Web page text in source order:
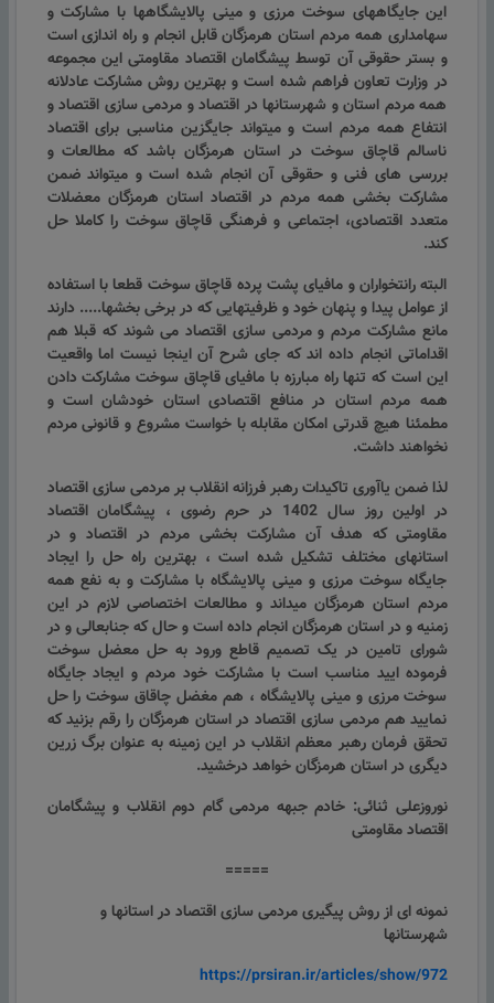
این جایگاههای سوخت مرزی و مینی پالایشگاهها با مشارکت و
سهامداری همه مردم استان هرمزگان قابل انجام و راه اندازی است
و بستر حقوقی آن توسط پیشگامان اقتصاد مقاومتی این مجموعه
در وزارت تعاون فراهم شده است و بهترین روش مشارکت عادلانه
همه مردم استان و شهرستانها در اقتصاد و مردمی سازی اقتصاد و
انتفاع همه مردم است و میتواند جایگزین مناسبی برای اقتصاد
ناسالم قاچاق سوخت در استان هرمزگان باشد که مطالعات و
بررسی های فنی و حقوقی آن انجام شده است و میتواند ضمن
مشارکت بخشی همه مردم در اقتصاد استان هرمزگان معضلات
متعدد اقتصادی، اجتماعی و فرهنگی قاچاق سوخت را کاملا حل
کند.
البته رانتخواران و مافیای پشت پرده قاچاق سوخت قطعا با استفاده
از عوامل پیدا و پنهان خود و ظرفیتهایی که در برخی بخشها..... دارند
مانع مشارکت مردم و مردمی سازی اقتصاد می شوند که قبلا هم
اقداماتی انجام داده اند که جای شرح آن اینجا نیست اما واقعیت
این است که تنها راه مبارزه با مافیای قاچاق سوخت مشارکت دادن
همه مردم استان در منافع اقتصادی استان خودشان است و
مطمئنا هیچ قدرتی امکان مقابله با خواست مشروع و قانونی مردم
نخواهند داشت.
لذا ضمن یاآوری تاکیدات رهبر فرزانه انقلاب بر مردمی سازی اقتصاد
در اولین روز سال 1402 در حرم رضوی ، پیشگامان اقتصاد
مقاومتی که هدف آن مشارکت بخشی مردم در اقتصاد و در
استانهای مختلف تشکیل شده است ، بهترین راه حل را ایجاد
جایگاه سوخت مرزی و مینی پالایشگاه با مشارکت و به نفع همه
مردم استان هرمزگان میداند و مطالعات اختصاصی لازم در این
زمنیه و در استان هرمزگان انجام داده است و حال که جنابعالی و در
شورای تامین در یک تصمیم قاطع ورود به حل معضل سوخت
فرموده ایید مناسب است با مشارکت خود مردم و ایجاد جایگاه
سوخت مرزی و مینی پالایشگاه ، هم مغضل چاقاق سوخت را حل
نمایید هم مردمی سازی اقتصاد در استان هرمزگان را رقم بزنید که
تحقق فرمان رهبر معظم انقلاب در این زمینه به عنوان برگ زرین
دیگری در استان هرمزگان خواهد درخشید.
نوروزعلی ثنائی: خادم جبهه مردمی گام دوم انقلاب و پیشگامان
اقتصاد مقاومتی
=====
نمونه ای از روش پیگیری مردمی سازی اقتصاد در استانها و
شهرستانها
https://prsiran.ir/articles/show/972